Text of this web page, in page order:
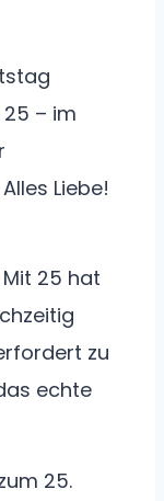
– im
Liebe!
25 hat
zu
echte
25.